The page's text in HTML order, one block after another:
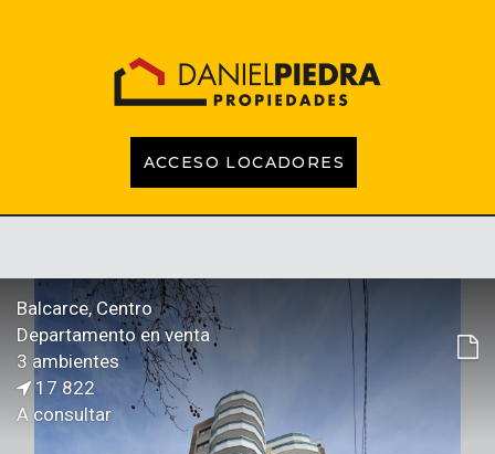
ACCESO LOCADORES
EMPRENDIMIENTOS
TASACIONES
CONTACTO